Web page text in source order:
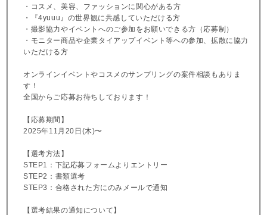
・コスメ、美容、ファッションに関心がある方
・『4yuuu』の世界観に共感していただける方
・撮影協力やイベントへのご参加をお願いできる方（応募制）
・モニター商品や企業タイアップイベント等への参加、拡散に協力
いただける方
オンラインイベントやコスメのサンプリングの案件相談もありま
す！
全国からご応募お待ちしております！
【応募期間】
2025年11月20日(木)〜
【選考方法】
STEP1：下記応募フォームよりエントリー
STEP2：書類選考
STEP3：合格された方にのみメールで通知
【選考結果の通知について】